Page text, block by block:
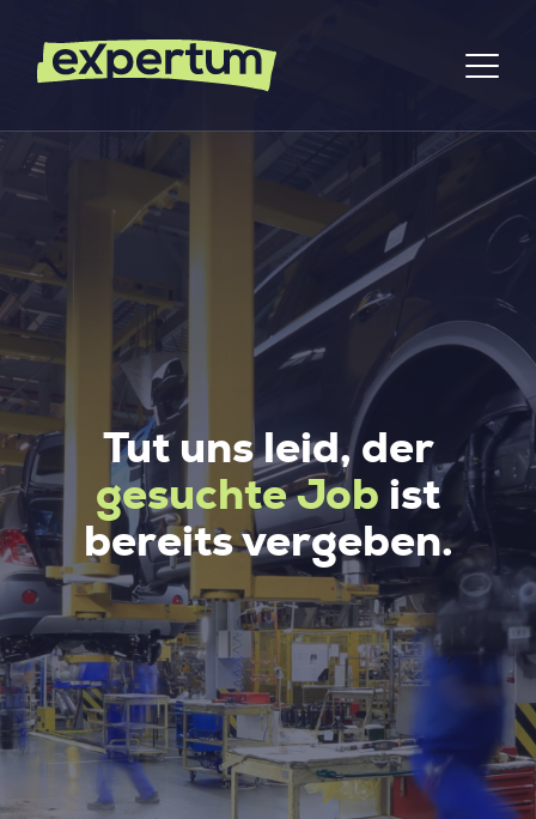
Tut uns leid, der
gesuchte Job ist
bereits vergeben.